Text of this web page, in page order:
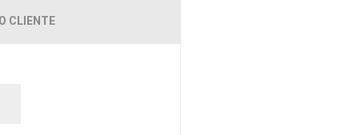
CLIENTE